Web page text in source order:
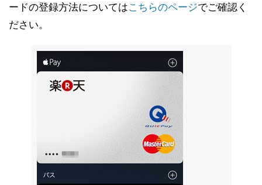
ードの登録方法についてはこちらのページでご確認く
ださい。